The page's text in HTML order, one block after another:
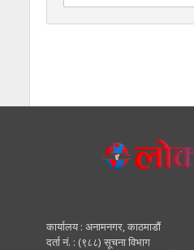
कार्यालय : अनामनगर, काठमाडाैं
दर्ता नं. : (९८८) सूचना विभाग